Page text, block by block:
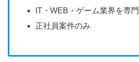
IT・WEB・ゲーム業界を専門
正社員案件のみ